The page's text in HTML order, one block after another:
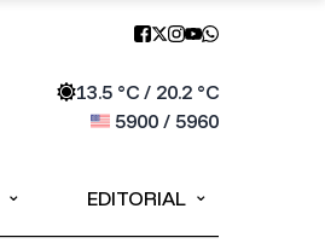
13.5°C / 20.2°C
5900/ 5960
⌄ EDITORIAL ⌄